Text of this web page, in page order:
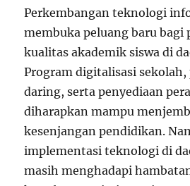
Perkembangan teknologi
membuka peluang baru bagi
kualitas akademik siswa di
Program digitalisasi sekolah,
daring, serta penyediaan
diharapkan mampu
kesenjangan pendidikan.
implementasi teknologi di
masih menghadapi